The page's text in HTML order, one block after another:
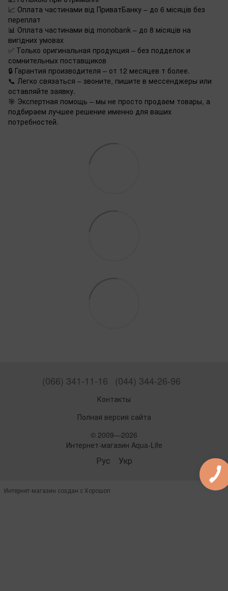
📈 Оплата частинами від ПриватБанку – до 6 місяців без
переплат
📊 Оплата частинами від monobank – до 8 місяців на
вигідних умовах
✅ Только оригинальная продукция – без подделок и
сомнительных поставщиков
🔒 Гарантия производителя – от 12 месяцев т более.
📞 Легко связаться – звоните, пишите в мессенджеры или
оставляйте заявку.
🎯 Экспертная помощь – мы не просто продаем товары, а
подбираем лучшее решение именно для ваших
потребностей.
(066) 341-11-16 (044) 344-26-96
Контакты
Полная версия сайта
© 2009—2026
Интернет-магазин Aqua-Life
Рус Укр
Интернет-магазин создан с Хорошоп